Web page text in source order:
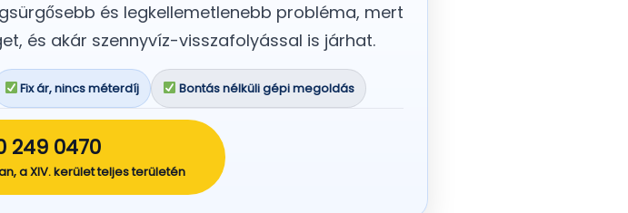
és legkellemetlenebb probléma, mert
és akár szennyvíz-visszafolyással is járhat.
Fix ár, nincs méterdíj Bontás nélküli gépi megoldás
249 0470
a XIV. kerület teljes területén